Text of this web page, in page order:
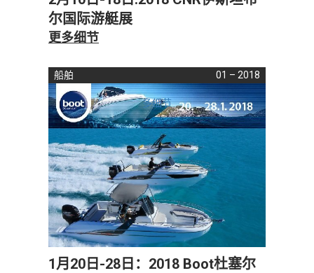
尔国际游艇展
更多细节
船舶 01 – 2018
多细节
1月20日-28日：2018 Boot杜塞尔